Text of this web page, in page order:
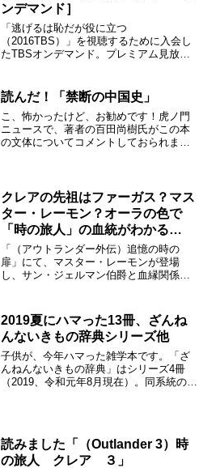
ンデマンド］
「逃げるは恥だが役に立つ
（2016TBS）」を視聴するために入会し
たTBSオンデマンド。プレミアム見放題
に立つ（2016TBS）」Blu-rayボックスが
発売されま...
読んだ！「禁断の中国史」
こ、怖かったけど、お勧めです！虎ノ門
ニュースで、著者の百田尚樹氏がこの本
の文体についてコメントしておられまし
セリフも、後宮のレディた...
クレアの先祖はファーガス？マス
ター・レーモン？オーラの色で
「時の旅人」の血統がわかる
【OUTLANDER考察】
「（アウトランダー外伝）追憶の時の
扉」にて、マスター・レーモンが登場
し、サン・ジェルマン伯爵と血縁関係だ
ー・レーモンは、「時の旅人」の中でも
群を抜いて情報と時を超えた経...
2019夏にハマった13冊、ざんね
んないきもの辞典シリーズ他
子供が、今年ハマった雑学本です。「ざ
んねんないきもの辞典」はシリーズ4冊
（2019、令和元年8月現在）。同系統のう
読みました「（Outlander 3）時
の旅人 クレア ３」